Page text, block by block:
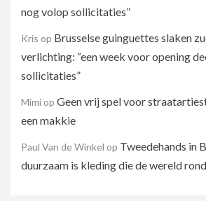
nog volop sollicitaties”
Kris op Brusselse guinguettes slaken
verlichting: “een week voor opening
sollicitaties”
Mimi op Geen vrij spel voor
een makkie
Paul Van de Winkel op Tweedehands in
duurzaam is kleding die de wereld